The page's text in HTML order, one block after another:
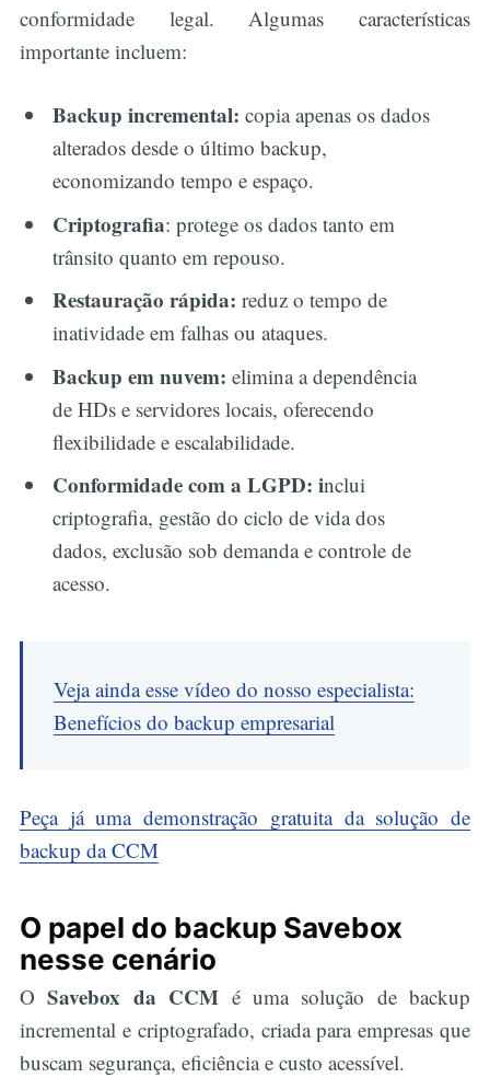
conformidade legal. Algumas características
importante incluem:
Backup incremental:copia apenas os dados
alterados desde o último backup,
economizando tempo e espaço.
Criptografia: protege os dados tanto em
trânsito quanto em repouso.
Restauração rápida: reduz o tempo de
inatividade em falhas ou ataques.
Backup em nuvem: elimina a dependência
de HDs e servidores locais, oferecendo
flexibilidade e escalabilidade.
Conformidade com a LGPD: inclui
criptografia, gestão do ciclo de vida dos
dados, exclusão sob demanda e controle de
acesso.
Veja ainda esse vídeo do nosso especialista:
Benefícios do backup empresarial
Peça já uma demonstração gratuita da solução de
backup da CCM
O papel do backup Savebox
nesse cenário
OSavebox da CCM é uma solução de backup
incremental e criptografado, criada para empresas que
buscam segurança, eficiência e custo acessível.